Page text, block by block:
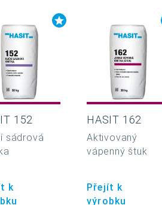
152
sádrová
k
HASIT 162
Aktivovaný
vápenný štuk
Přejít k
výrobku